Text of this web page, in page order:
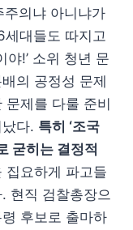
주의냐 아니냐가
대들도 따지고
!’ 소위 청년 문
의 공정성 문제
제를 다룰 준비
다. 특히 ‘조국
굳히는 결정적
집요하게 파고들
현직 검찰총장으
후보로 출마하